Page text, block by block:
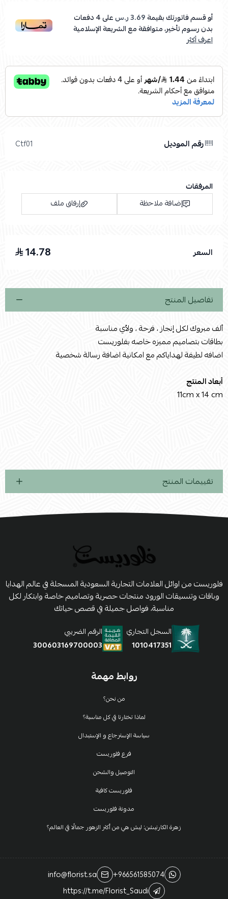
أو قسم فاتورتك بقيمة3.69 ر.س على4دفعات
بدون رسوم تأخير، متوافقة مع الشريعة الإسلامية
اعرف أكثر
رقم الموديل Ctf01
المرفقات
إضافة ملاحظة
إرفاق ملف
السعر 14.78
تفاصيل المنتج
ألف مبروك لكل إنجاز ، فرحة ، ولأي مناسبة
بطاقات بتصاميم مميزه خاصه بفلوريست
اضافه لطيفة لهداياكم مع امكانية اضافة رسالة شخصية
أبعاد المنتج
11cm x 14 cm
تقييمات المنتج
روابط مهمة
من نحن؟
لماذا تختارنا في كل مناسبة؟
سياسة الإسترجاع و الإستبدال
فرع فلوريست
التوصيل والشحن
فلوريست كافية
مدونة فلوريست
زهرة الكارنيشن: ليش هي من أكثر الزهور جمالًا في العالم؟
فلوريست من اوائل العلامات التجارية السعودية المسجلة في عالم الهدايا
وباقات وتنسيقات الورود منتجات حصرية وتصاميم خاصة وابتكار لكل
مناسبة، فواصل جميلة في قصص حياتك
السجل التجاري
1010417351
الرقم الضريبي
300603169700003
+966561585074
info@florist.sa
https://t.me/Florist_Saudi